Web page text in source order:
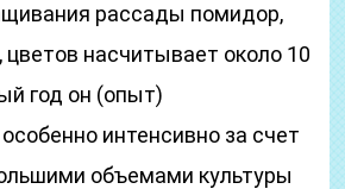
рассады помидор,
цветов насчитывает около 10
год он (опыт)
интенсивно за счет
объемами культуры